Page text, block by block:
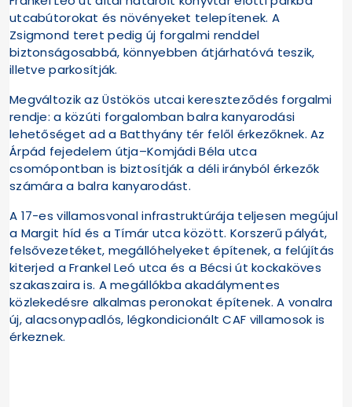
utcabútorokat és növényeket telepítenek. A
Zsigmond teret pedig új forgalmi renddel
biztonságosabbá, könnyebben átjárhatóvá teszik,
illetve parkosítják.
Megváltozik az Üstökös utcai kereszteződés forgalmi
rendje: a közúti forgalomban balra kanyarodási
lehetőséget ad a Batthyány tér felől érkezőknek. Az
Árpád fejedelem útja–Komjádi Béla utca
csomópontban is biztosítják a déli irányból érkezők
számára a balra kanyarodást.
A 17-es villamosvonal infrastruktúrája teljesen megújul
a Margit híd és a Tímár utca között. Korszerű pályát,
felsővezetéket, megállóhelyeket építenek, a felújítás
kiterjed a Frankel Leó utca és a Bécsi út kockaköves
szakaszaira is. A megállókba akadálymentes
közlekedésre alkalmas peronokat építenek. A vonalra
új, alacsonypadlós, légkondicionált CAF villamosok is
érkeznek.